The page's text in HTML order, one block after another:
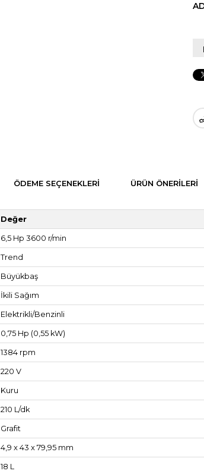
ÖDEME SEÇENEKLERI ÜRÜN ÖNERILERI
Değer
6,5 Hp 3600 r/min
Trend
Büyükbaş
İkili Sağım
Elektrikli/Benzinli
0,75 Hp (0,55 kW)
1384 rpm
220 V
Kuru
210 L/dk
Grafit
4,9 x 43 x 79,95 mm
18 L